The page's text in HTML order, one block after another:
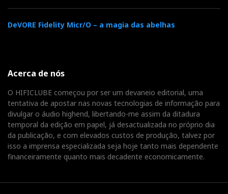
DeVORE Fidelity Micr/O – a magia das abelhas
Acerca de nós
O HIFICLUBE começou por ser um devaneio editorial, uma
tentativa de apostar nas novas tecnologias de informação para
divulgar o áudio highend, libertando-me assim da ditadura
temporal da edição em papel, já desactualizada no próprio dia
da publicação, e com elevados custos de produção, talvez por
isso a imprensa especializada seja hoje tanto mais dependente
financeiramente quanto mais decadente economicamente.